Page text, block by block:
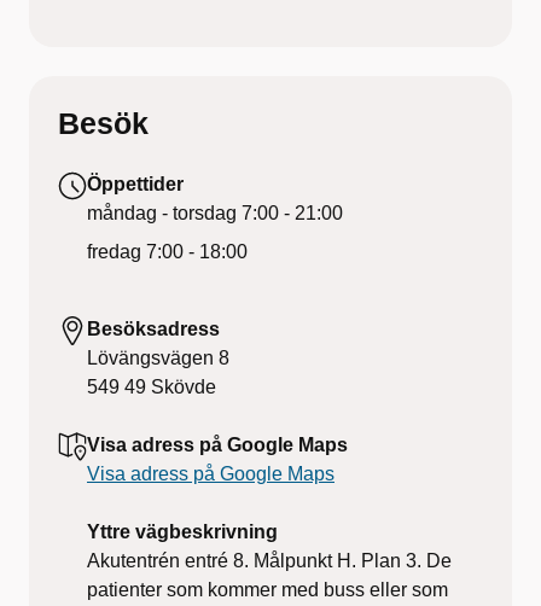
Besök
Öppettider
måndag - torsdag 7:00 - 21:00
fredag 7:00 - 18:00
Besöksadress
Lövängsvägen 8
549 49 Skövde
Visa adress på Google Maps
Visa adress på Google Maps
Yttre vägbeskrivning
Akutentrén entré 8. Målpunkt H. Plan 3. De
patienter som kommer med buss eller som